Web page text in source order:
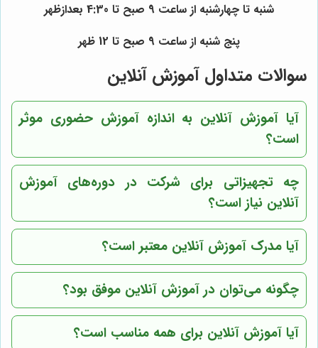
شنبه تا چهارشنبه از ساعت 9 صبح تا 4:30 بعدازظهر
پنج شنبه از ساعت 9 صبح تا 12 ظهر
سوالات متداول آموزش آنلاین
آیا آموزش آنلاین به اندازه آموزش حضوری موثر
است؟
چه تجهیزاتی برای شرکت در دوره‌های آموزش
آنلاین نیاز است؟
آیا مدرک آموزش آنلاین معتبر است؟
چگونه می‌توان در آموزش آنلاین موفق بود؟
آیا آموزش آنلاین برای همه مناسب است؟